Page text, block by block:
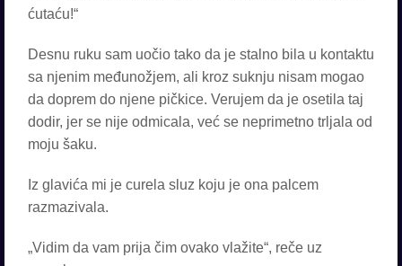
ćutaću!“
Desnu ruku sam uočio tako da je stalno bila u kontaktu
sa njenim međunožjem, ali kroz suknju nisam mogao
da doprem do njene pičkice. Verujem da je osetila taj
dodir, jer se nije odmicala, već se neprimetno trljala od
moju šaku.
Iz glavića mi je curela sluz koju je ona palcem
razmazivala.
„Vidim da vam prija čim ovako vlažite“, reče uz